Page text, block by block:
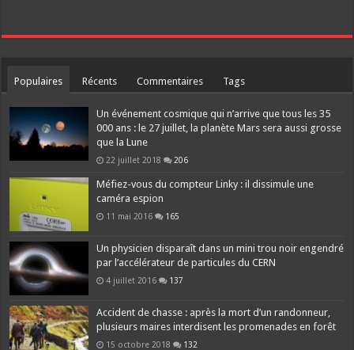
Populaires Récents Commentaires Tags
Un événement cosmique qui n’arrive que tous les 35
000 ans : le 27 juillet, la planète Mars sera aussi grosse
que la Lune
22 juillet 2018 206
Méfiez-vous du compteur Linky : il dissimule une
caméra espion
11 mai 2016 165
Un physicien disparaît dans un mini trou noir engendré
par l’accélérateur de particules du CERN
4 juillet 2016 137
Accident de chasse : après la mort d’un randonneur,
plusieurs maires interdisent les promenades en forêt
15 octobre 2018 132